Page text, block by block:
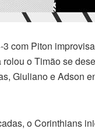
com Piton
o Timão se
Giuliano e Adson
o Corinthians